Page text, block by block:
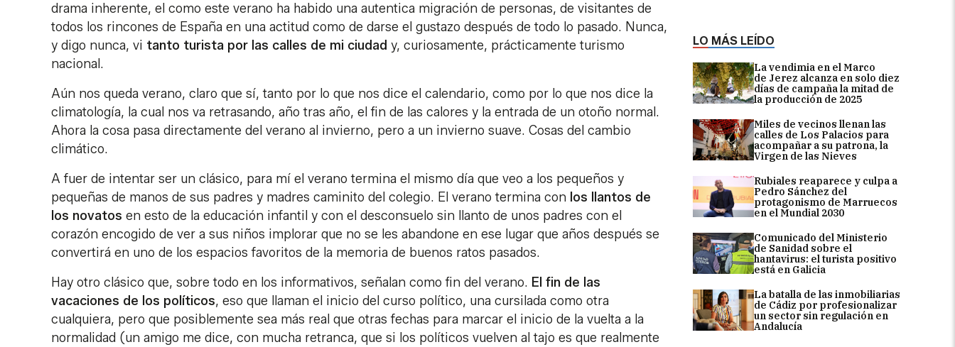
LO MÁS LEÍDO
La vendimia en el Marco
de Jerez alcanza en solo diez
días de campaña la mitad de
la producción de 2025
Miles de vecinos llenan las
calles de Los Palacios para
acompañar a su patrona, la
Virgen de las Nieves
Rubiales reaparece y culpa a
Pedro Sánchez del
protagonismo de Marruecos
en el Mundial 2030
Comunicado del Ministerio
de Sanidad sobre el
hantavirus: el turista positivo
está en Galicia
La batalla de las inmobiliarias
de Cádiz por profesionalizar
un sector sin regulación en
Andalucía
drama inherente, el como este verano ha habido una autentica migración de personas, de visitantes de
todos los rincones de España en una actitud como de darse el gustazo después de todo lo pasado. Nunca,
y digo nunca, vi tanto turista por las calles de mi ciudad y, curiosamente, prácticamente turismo
nacional.
Aún nos queda verano, claro que sí, tanto por lo que nos dice el calendario, como por lo que nos dice la
climatología, la cual nos va retrasando, año tras año, el fin de las calores y la entrada de un otoño normal.
Ahora la cosa pasa directamente del verano al invierno, pero a un invierno suave. Cosas del cambio
climático.
A fuer de intentar ser un clásico, para mí el verano termina el mismo día que veo a los pequeños y
pequeñas de manos de sus padres y madres caminito del colegio. El verano termina con los llantos de
los novatos en esto de la educación infantil y con el desconsuelo sin llanto de unos padres con el
corazón encogido de ver a sus niños implorar que no se les abandone en ese lugar que años después se
convertirá en uno de los espacios favoritos de la memoria de buenos ratos pasados.
Hay otro clásico que, sobre todo en los informativos, señalan como fin del verano. El fin de las
vacaciones de los políticos, eso que llaman el inicio del curso político, una cursilada como otra
cualquiera, pero que posiblemente sea más real que otras fechas para marcar el inicio de la vuelta a la
normalidad (un amigo me dice, con mucha retranca, que si los políticos vuelven al tajo es que realmente